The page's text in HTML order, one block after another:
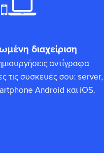
διαχείριση
αντίγραφα
τις συσκευές σου: server,
Android και iOS.